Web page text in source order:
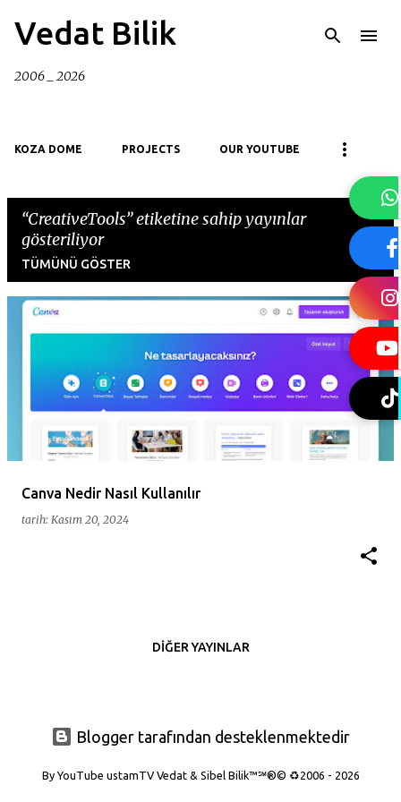
Ana içeriğe atla
Vedat Bilik
2006 _ 2026
KOZA DOME PROJECTS OUR YOUTUBE
CreativeTools etiketine sahip yayınlar
gösteriliyor
TÜMÜNÜ GÖSTER
l
Canva Nedir Nasıl Kullanılır
tarih: Kasım 20, 2024
DIĞER YAYINLAR
Blogger tarafından desteklenmektedir
By YouTube ustamTV Vedat & Sibel Bilik™℠®© ♻️2006 - 2026